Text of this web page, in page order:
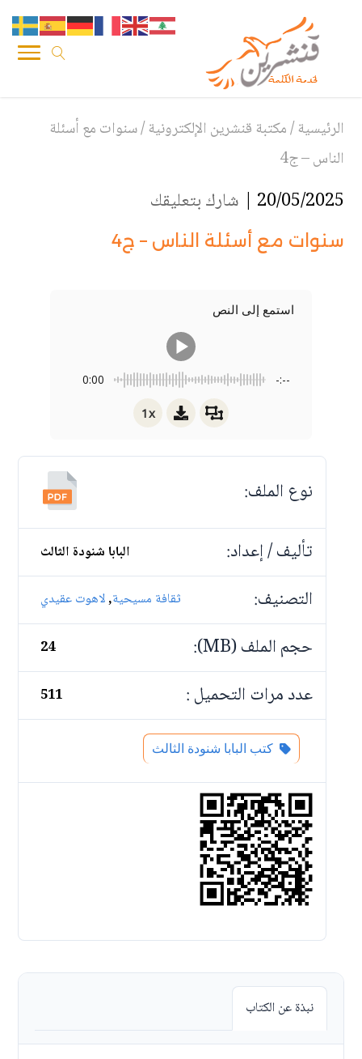
الرئيسية/مكتبة قنشرين الإلكترونية/سنوات مع أسئلة
الناس – ج4
20/05/2025 | شارك بتعليقك
سنوات مع أسئلة الناس – ج4
استمع إلى النص
0:00 -:--
1x
نوع الملف:
تأليف / إعداد:
البابا شنودة الثالث
التصنيف: ثقافة مسيحية,لاهوت عقيدي
حجم الملف (MB): 24
عدد مرات التحميل : 511
كتب البابا شنودة الثالث
نبذة عن الكتاب